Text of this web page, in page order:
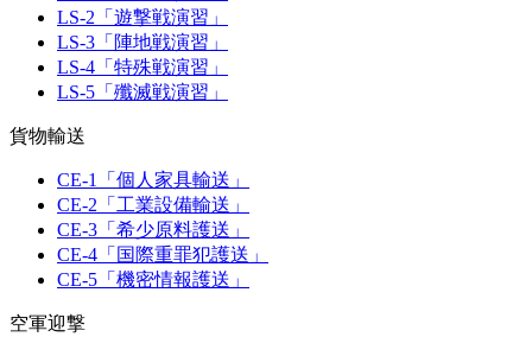
LS-2「遊撃戦演習」
LS-3「陣地戦演習」
LS-4「特殊戦演習」
LS-5「殲滅戦演習」
貨物輸送
CE-1「個人家具輸送」
CE-2「工業設備輸送」
CE-3「希少原料護送」
CE-4「国際重罪犯護送」
CE-5「機密情報護送」
空軍迎撃